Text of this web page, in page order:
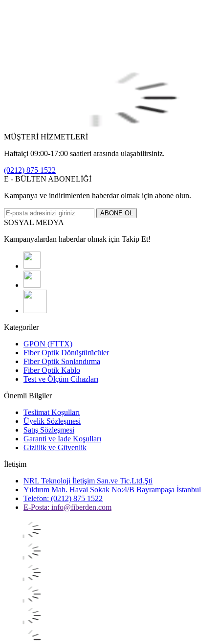
MÜŞTERİ HİZMETLERİ
Haftaiçi 09:00-17:00 saatleri arasında ulaşabilirsiniz.
(0212) 875 1522
E - BÜLTEN ABONELİĞİ
Kampanya ve indirimlerden haberdar olmak için abone olun.
ABONE OL
SOSYAL MEDYA
Kampanyalardan haberdar olmak için Takip Et!
Kategoriler
GPON (FTTX)
Fiber Optik Dönüştürücüler
Fiber Optik Sonlandırma
Fiber Optik Kablo
Test ve Ölçüm Cihazları
Önemli Bilgiler
Teslimat Koşulları
Üyelik Sözleşmesi
Satış Sözleşmesi
Garanti ve İade Koşulları
Gizlilik ve Güvenlik
İletişim
NRL Teknoloji İletişim San.ve Tic.Ltd.Şti
Yıldırım Mah. Havai Sokak No:4/B Bayrampaşa İstanbul
Telefon: (0212) 875 1522
E-Posta: info@fiberden.com